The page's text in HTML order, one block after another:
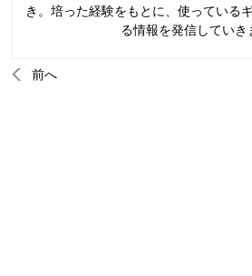
き。培った経験をもとに、使っている
る情報を発信していき
前へ